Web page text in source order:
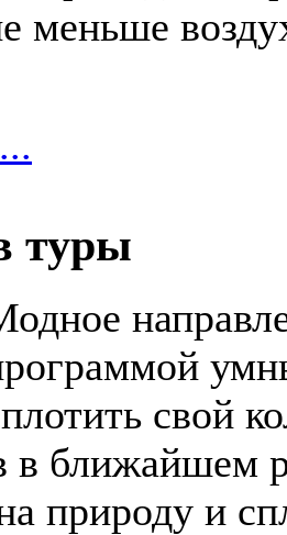
меньше
туры
свой
в ближайшем
природу и